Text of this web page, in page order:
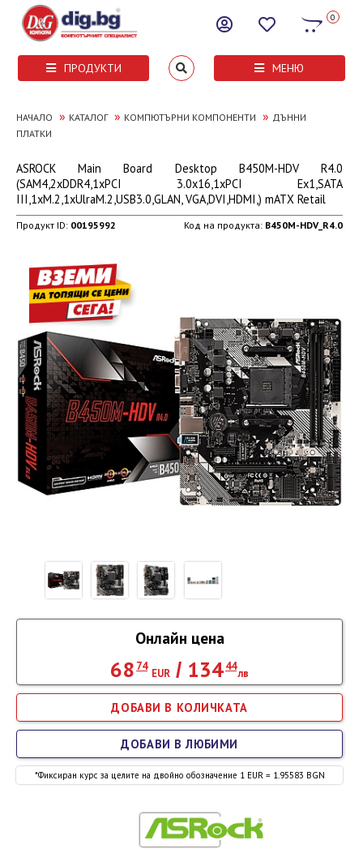
0
ПРОДУКТИ МЕНЮ
НАЧАЛО » КАТАЛОГ » КОМПЮТЪРНИ КОМПОНЕНТИ » ДЪННИ
ПЛАТКИ
ASROCK Main Board Desktop B450M-HDV R4.0
(SAM4,2xDDR4,1xPCI 3.0x16,1xPCI Ex1,SATA
III,1xM.2,1xUlraM.2,USB3.0,GLAN, VGA,DVI,HDMI,) mATX Retail
Продукт ID: 00195992 Код на продукта: B450M-HDV_R4.0
Онлайн цена
68 74
EUR / 13444
лв
*Фиксиран курс за целите на двойно обозначение 1 EUR = 1.95583 BGN
ДОБАВИ В ЛЮБИМИ